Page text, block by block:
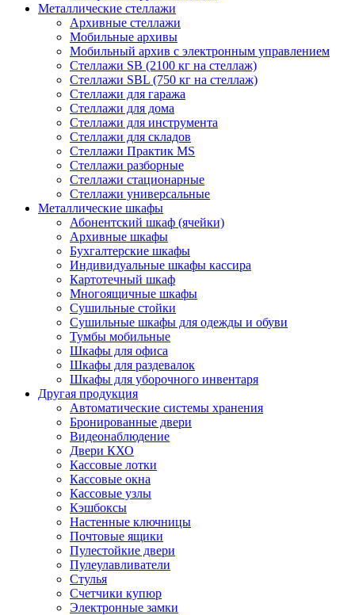
Металлические стеллажи
Архивные стеллажи
Мобильные архивы
Мобильный архив с электронным управлением
Стеллажи SB (2100 кг на стеллаж)
Стеллажи SBL (750 кг на стеллаж)
Стеллажи для гаража
Стеллажи для дома
Стеллажи для инструмента
Стеллажи для складов
Стеллажи Практик MS
Стеллажи разборные
Стеллажи стационарные
Стеллажи универсальные
Металлические шкафы
Абонентский шкаф (ячейки)
Архивные шкафы
Бухгалтерские шкафы
Индивидуальные шкафы кассира
Картотечный шкаф
Многоящичные шкафы
Сушильные стойки
Сушильные шкафы для одежды и обуви
Тумбы мобильные
Шкафы для офиса
Шкафы для раздевалок
Шкафы для уборочного инвентаря
Другая продукция
Автоматические системы хранения
Бронированные двери
Видеонаблюдение
Двери КХО
Кассовые лотки
Кассовые окна
Кассовые узлы
Кэшбоксы
Настенные ключницы
Почтовые ящики
Пулестойкие двери
Пулеулавливатели
Стулья
Счетчики купюр
Электронные замки